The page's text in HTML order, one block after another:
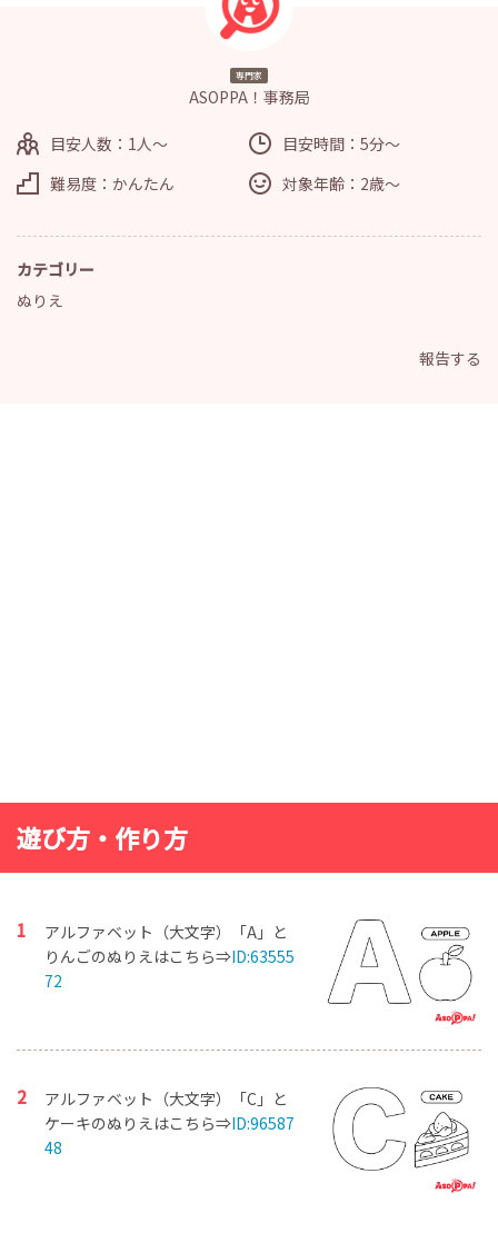
専門家
ASOPPA！事務局
目安人数：1人～
目安時間：5分～
難易度：かんたん
対象年齢：2歳～
カテゴリー
ぬりえ
報告する
遊び方・作り方
アルファベット（大文字）「A」と
りんごのぬりえはこちら⇒ID:63555
72
アルファベット（大文字）「C」と
ケーキのぬりえはこちら⇒ID:96587
48